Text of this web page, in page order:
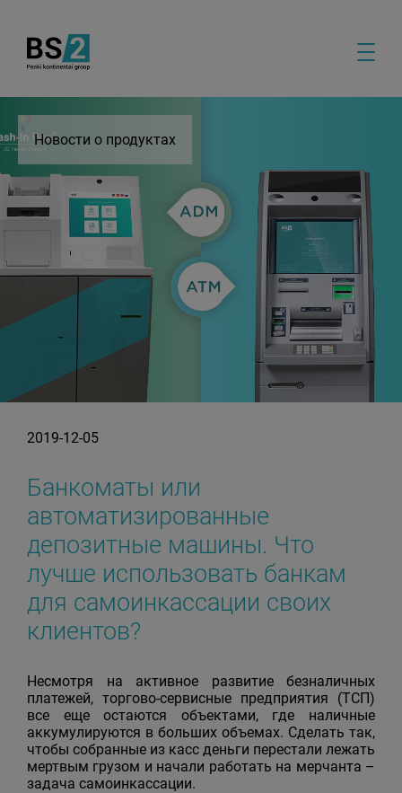
Новости о продуктах
2019-12-05
Банкоматы или
автоматизированные
депозитные машины. Что
лучше использовать банкам
для самоинкассации своих
клиентов?
Несмотря на активное развитие безналичных
платежей, торгово-сервисные предприятия (ТСП)
все еще остаются объектами, где наличные
аккумулируются в больших объемах. Сделать так,
чтобы собранные из касс деньги перестали лежать
мертвым грузом и начали работать на мерчанта –
задача самоинкассации.